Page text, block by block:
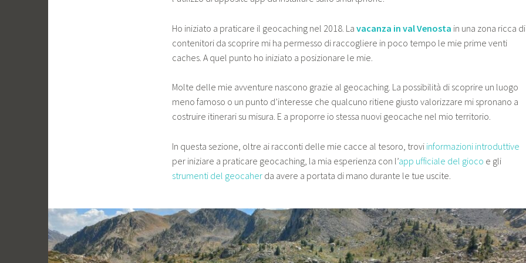
Ho iniziato a praticare il geocaching nel 2018. La vacanza in val Venosta in una zona ricca di
contenitori da scoprire mi ha permesso di raccogliere in poco tempo le mie prime venti
caches. A quel punto ho iniziato a posizionare le mie.
Molte delle mie avventure nascono grazie al geocaching. La possibilità di scoprire un luogo
meno famoso o un punto d’interesse che qualcuno ritiene giusto valorizzare mi spronano a
costruire itinerari su misura. E a proporre io stessa nuovi geocache nel mio territorio.
In questa sezione, oltre ai racconti delle mie cacce al tesoro, trovi informazioni introduttive
per iniziare a praticare geocaching, la mia esperienza con l’app ufficiale del gioco e gli
strumenti del geocaher da avere a portata di mano durante le tue uscite.